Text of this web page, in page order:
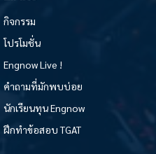
กิจกรรม
โปรโมชั่น
Engnow Live !
คำถามที่มักพบบ่อย
นักเรียนทุน Engnow
ฝึกทำข้อสอบ TGAT